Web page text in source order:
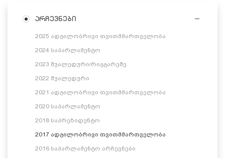
არჩევნები
2025 ადგილობრივი თვითმმართველობა
2024 საპარლამენტო
2023 შუალედური/რიგგარეშე
2022 შუალედური
2021 ადგილობრივი თვითმმართველობა
2020 საპარლამენტო
2018 საპრეზიდენტო
2017 ადგილობრივი თვითმმართველობა
2016 საპარლამენტო არჩევნები